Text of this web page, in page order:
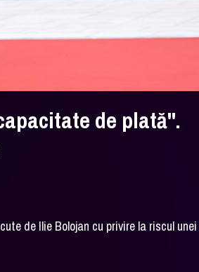
de plată".
de Ilie Bolojan cu privire la riscul unei